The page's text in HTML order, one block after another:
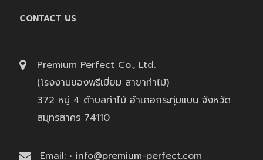
CONTACT US
Premium Perfect Co., Ltd.
(โรงงานของพรีเมี่ยม สาขาท่าไม้)
372 หมู่ 4 ตำบลท่าไม้ อำเภอกระทุ่มแบน จังหวัด
สมุทรสาคร 74110
Email: • info@premium-perfect.com